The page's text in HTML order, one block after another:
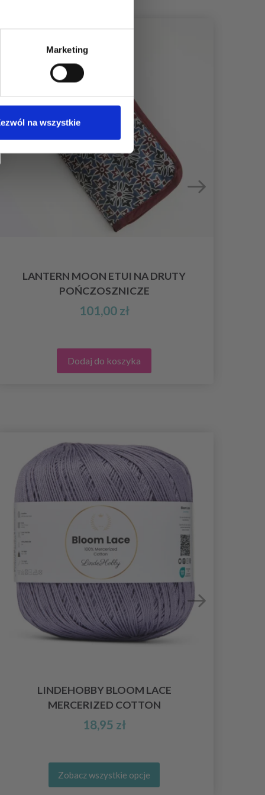
Marketing
na wszystkie
LANTERN MOON ETUI NA DRUTY
POŃCZOSZNICZE
101,00 zł
Dodaj do koszyka
LINDEHOBBY BLOOM LACE
MERCERIZED COTTON
18,95 zł
Zobacz wszystkie opcje